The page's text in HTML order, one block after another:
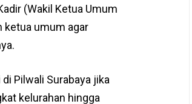
(Wakil Ketua Umum
ketua umum agar
Pilwali Surabaya jika
kelurahan hingga